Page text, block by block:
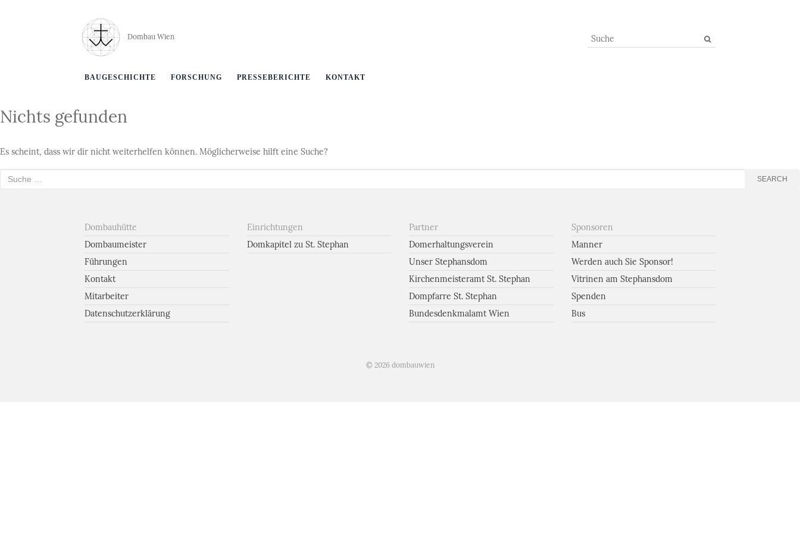
Dombau Wien
BAUGESCHICHTE FORSCHUNG PRESSEBERICHTE KONTAKT
Nichts gefunden
Es scheint, dass wir dir nicht weiterhelfen können. Möglicherweise hilft eine Suche?
Suche
SEARCH
Dombauhütte
Dombaumeister
Führungen
Kontakt
Mitarbeiter
Datenschutzerklärung
Einrichtungen
Domkapitel zu St. Stephan
Partner
Domerhaltungsverein
Unser Stephansdom
Kirchenmeisteramt St. Stephan
Dompfarre St. Stephan
Bundesdenkmalamt Wien
Sponsoren
Manner
Werden auch Sie Sponsor!
Vitrinen am Stephansdom
Spenden
Bus
© 2026 dombauwien